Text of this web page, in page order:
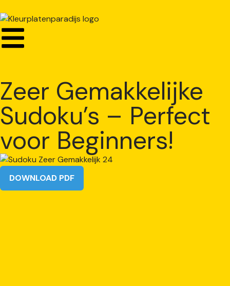
Zeer Gemakkelijke
Sudoku’s – Perfect
voor Beginners!
DOWNLOAD PDF